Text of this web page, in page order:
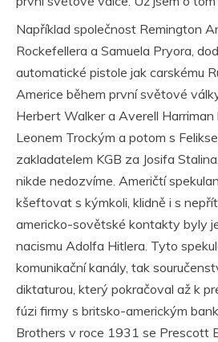
Například společnost Remington
Rockefellera a Samuela Pryora,
automatické pistole jak carskému
Americe během první světové
Herbert Walker a Averell
Leonem Trockým a potom s
zakladatelem KGB za Josifa
nikde nedozvíme. Američtí
kšeftovat s kýmkoli, klidně i s
americko-sovětské kontakty byly
nacismu Adolfa Hitlera. Tyto
komunikační kanály, tak
diktaturou, který pokračoval až k
fúzi firmy s britsko-americkým
Brothers v roce 1931 se Prescott